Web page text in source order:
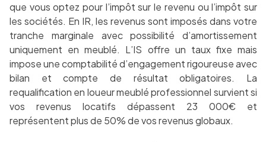
que vous optez pour l’impôt sur le revenu ou l’impôt sur
les sociétés. En IR, les revenus sont imposés dans votre
tranche marginale avec possibilité d’amortissement
uniquement en meublé. L’IS offre un taux fixe mais
impose une comptabilité d’engagement rigoureuse avec
bilan et compte de résultat obligatoires. La
requalification en loueur meublé professionnel survient si
vos revenus locatifs dépassent 23 000€ et
représentent plus de 50% de vos revenus globaux.